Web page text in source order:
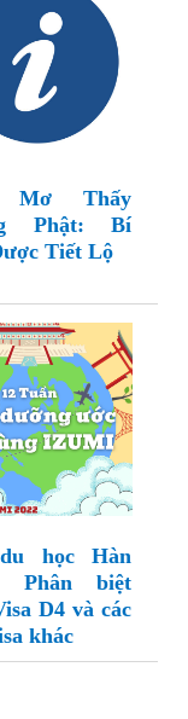
Mơ Thấy
Phật: Bí
Tiết Lộ
học Hàn
Phân biệt
D4 và các
khác